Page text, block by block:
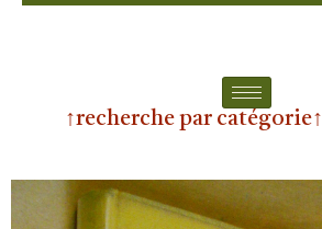
↑recherche par catégorie↑